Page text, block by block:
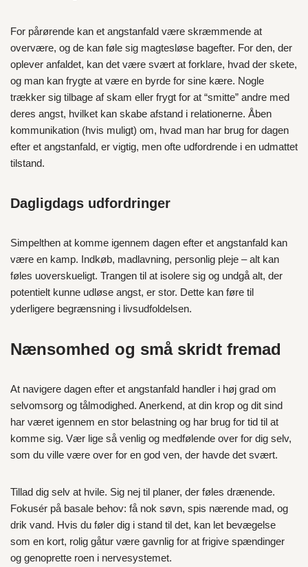
For pårørende kan et angstanfald være skræmmende at
overvære, og de kan føle sig magtesløse bagefter. For den, der
oplever anfaldet, kan det være svært at forklare, hvad der skete,
og man kan frygte at være en byrde for sine kære. Nogle
trækker sig tilbage af skam eller frygt for at “smitte” andre med
deres angst, hvilket kan skabe afstand i relationerne. Åben
kommunikation (hvis muligt) om, hvad man har brug for dagen
efter et angstanfald, er vigtig, men ofte udfordrende i en udmattet
tilstand.
Dagligdags udfordringer
Simpelthen at komme igennem dagen efter et angstanfald kan
være en kamp. Indkøb, madlavning, personlig pleje – alt kan
føles uoverskueligt. Trangen til at isolere sig og undgå alt, der
potentielt kunne udløse angst, er stor. Dette kan føre til
yderligere begrænsning i livsudfoldelsen.
Nænsomhed og små skridt fremad
At navigere dagen efter et angstanfald handler i høj grad om
selvomsorg og tålmodighed. Anerkend, at din krop og dit sind
har været igennem en stor belastning og har brug for tid til at
komme sig. Vær lige så venlig og medfølende over for dig selv,
som du ville være over for en god ven, der havde det svært.
Tillad dig selv at hvile. Sig nej til planer, der føles drænende.
Fokusér på basale behov: få nok søvn, spis nærende mad, og
drik vand. Hvis du føler dig i stand til det, kan let bevægelse
som en kort, rolig gåtur være gavnlig for at frigive spændinger
og genoprette roen i nervesystemet.